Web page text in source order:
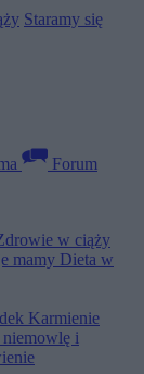
Staramy się
Forum
w ciąży
mamy Dieta w
Karmienie
niemowlę i